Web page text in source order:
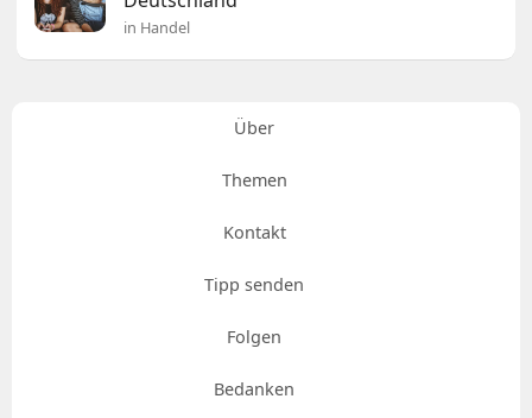
in Handel
Über
Themen
Kontakt
Tipp senden
Folgen
Bedanken